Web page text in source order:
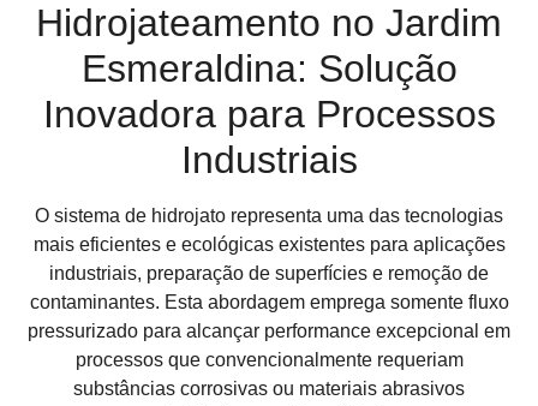
Hidrojateamento no Jardim
Esmeraldina: Solução
Inovadora para Processos
Industriais
O sistema de hidrojato representa uma das tecnologias
mais eficientes e ecológicas existentes para aplicações
industriais, preparação de superfícies e remoção de
contaminantes. Esta abordagem emprega somente fluxo
pressurizado para alcançar performance excepcional em
processos que convencionalmente requeriam
substâncias corrosivas ou materiais abrasivos